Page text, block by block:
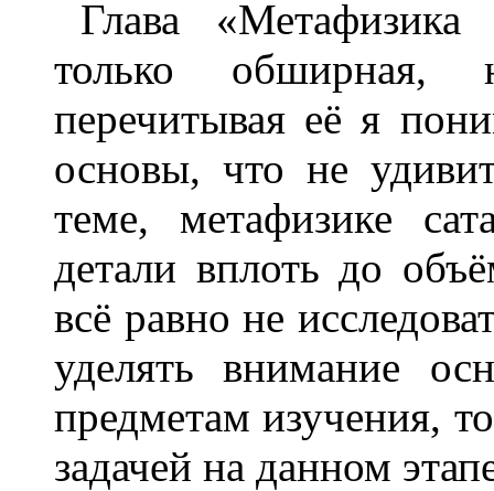
Глава «Метафизика
только
перечитывая её я
основы, что не
теме, метафизике
детали вплоть до
всё равно не
уделять внимание
предметам изучения,
задачей на данном